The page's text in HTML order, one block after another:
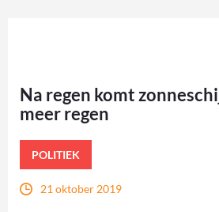
Na regen komt
meer regen
POLITIEK
21 oktober 2019